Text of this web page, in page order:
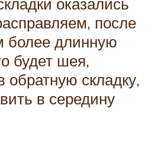
после
более длинную
будет шея,
обратную складку,
в середину